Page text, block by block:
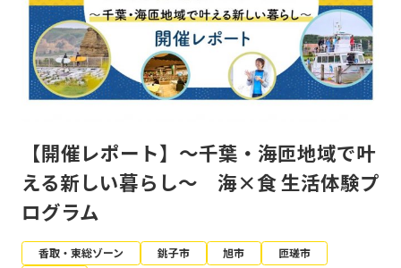
【開催レポート】～千葉・海匝地域で叶
える新しい暮らし～ 海×食 生活体験プ
ログラム
香取・東総ゾーン 銚子市 旭市
匝瑳市